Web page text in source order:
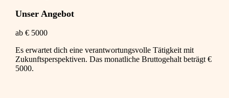
Unser Angebot
ab € 5000
Es erwartet dich eine verantwortungsvolle Tätigkeit mit
Zukunftsperspektiven. Das monatliche Bruttogehalt beträgt €
5000.